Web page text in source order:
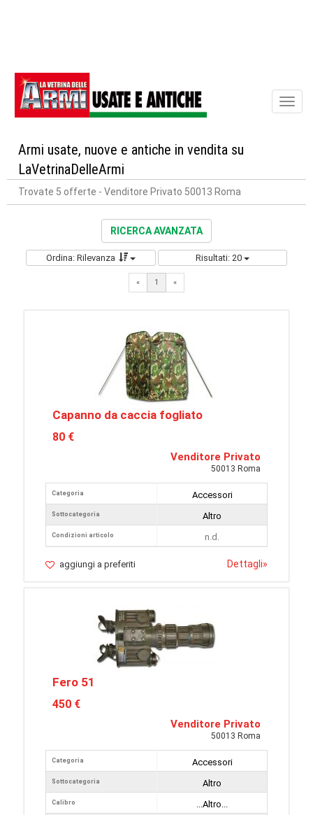
Armi usate, nuove e antiche in vendita su
LaVetrinaDelleArmi
Trovate 5 offerte - Venditore Privato 50013 Roma
RICERCA AVANZATA
Ordina: Rilevanza Risultati: 20
« 1 «
Capanno da caccia fogliato
80 €
Venditore Privato
50013 Roma
Categoria
Sottocategoria
Condizioni articolo
Accessori
Altro
n.d.
aggiungi a preferiti Dettagli»
Fero 51
450 €
Venditore Privato
50013 Roma
Categoria
Sottocategoria
Calibro
Accessori
Altro
...Altro...